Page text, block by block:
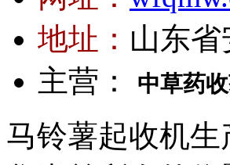
地址： 山东
主营：
中草药
马铃薯起收机生